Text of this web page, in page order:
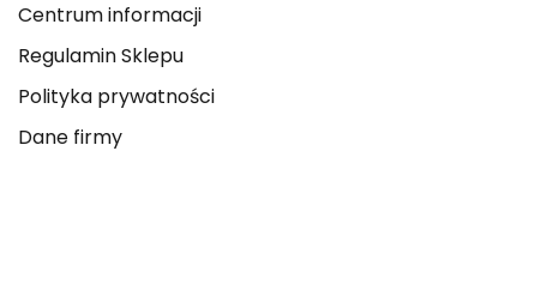
Centrum informacji
Regulamin Sklepu
Polityka prywatności
Dane firmy